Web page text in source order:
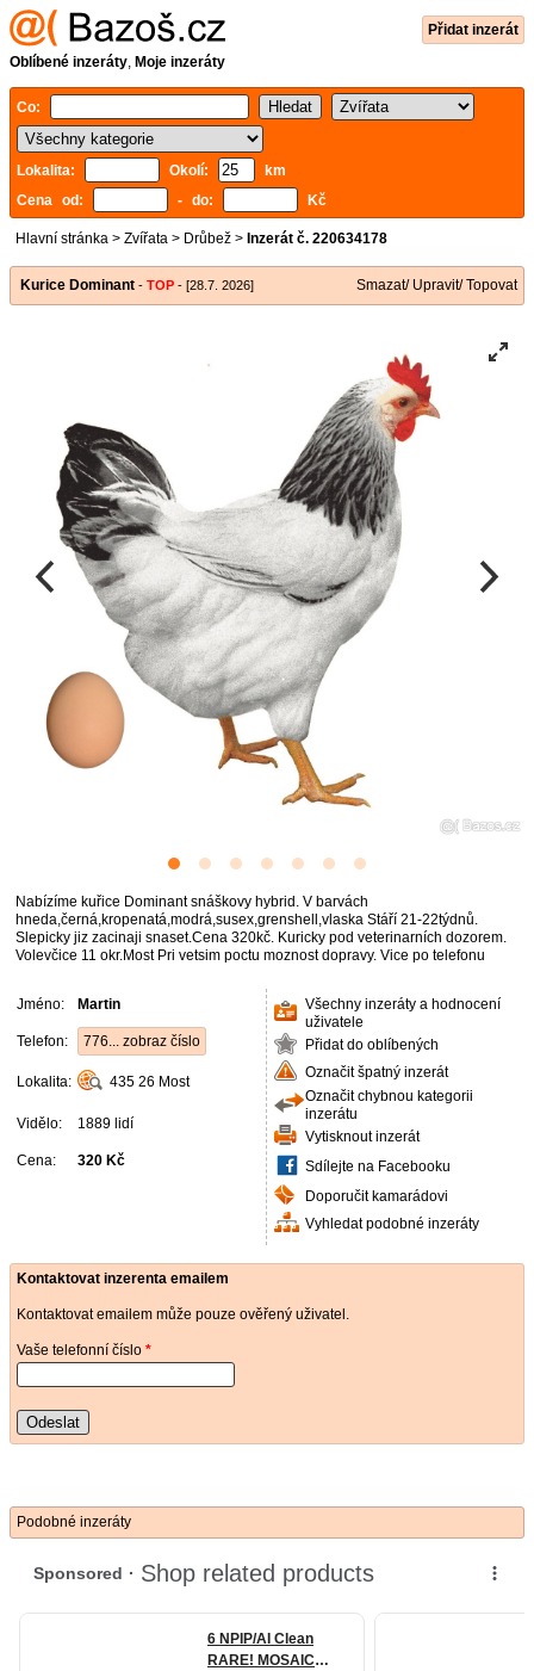
Přidat inzerát
Oblíbené inzeráty, Moje inzeráty
Co:
Lokalita: Okolí:
km
Cena od:
- do: Kč
Hlavní stránka > Zvířata > Drůbež > Inzerát č. 220634178
Kurice Dominant - TOP - [28.7. 2026] Smazat/ Upravit/ Topovat
Nabízíme kuřice Dominant snáškovy hybrid. V barvách
hneda,černá,kropenatá,modrá,susex,grenshell,vlaska Stáří 21-22týdnů.
Slepicky jiz zacinaji snaset.Cena 320kč. Kuricky pod veterinarních dozorem.
Volevčice 11 okr.Most Pri vetsim poctu moznost dopravy. Vice po telefonu
Jméno: Martin
Telefon: 776... zobraz číslo
Lokalita: 435 26 Most
Vidělo: 1889 lidí
Cena: 320 Kč
Všechny inzeráty a hodnocení
uživatele
Přidat do oblíbených
Označit špatný inzerát
Označit chybnou kategorii
inzerátu
Vytisknout inzerát
Sdílejte na Facebooku
Doporučit kamarádovi
Vyhledat podobné inzeráty
Kontaktovat inzerenta emailem
Kontaktovat emailem může pouze ověřený uživatel.
Vaše telefonní číslo *
Odeslat
Podobné inzeráty